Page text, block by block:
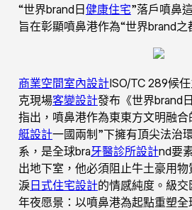
“世界brand日健康住宅”落戶噴鼻
旨在彰顯噴鼻港作為“世界brand之
商業空間室內設計ISO/TC 289候
克現場客變設計發布《世界brand
指出，噴鼻港作為東東方文明融合
艇設計一國兩制”下擁有頂尖法治
系，是全球bra牙醫診所設計nd要
出地下室，他必須阻止牛土豪用
淚日式住宅設計的情感純度。級
年夜愿景：以噴鼻港為起點重塑全